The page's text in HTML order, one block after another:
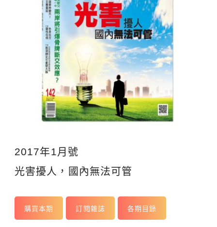
2017年1月號
光害擾人，國內無法可管
購買本期 訂閱雜誌 各期目錄